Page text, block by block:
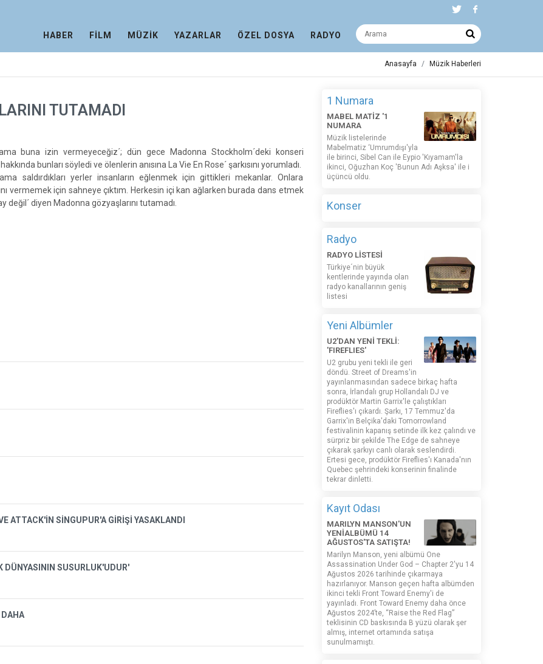
HABER FİLM MÜZİK YAZARLAR ÖZEL DOSYA RADYO
Anasayfa Müzik Haberleri
TUTAMADI
buna izin vermeyeceğiz´; dün gece Madonna Stockholm´deki konseri
bunları söyledi ve ölenlerin anısına La Vie En Rose´ şarkısını yorumladı.
saldırdıkları yerler insanların eğlenmek için gittikleri mekanlar. Onlara
vermemek için sahneye çıktım. Herkesin içi kan ağlarken burada dans etmek
değil´ diyen Madonna gözyaşlarını tutamadı.
ATTACK'İN SİNGUPUR'A GİRİŞİ YASAKLANDI
DÜNYASININ SUSURLUK'UDUR'
1 Numara
MABEL MATİZ '1
NUMARA
Müzik listelerinde
Mabelmatiz ‘Umrumdışı'yla
ile birinci, Sibel Can ile Eypio 'Kıyamam'la
ikinci, Oğuzhan Koç 'Bunun Adı Aşksa' ile i
üçüncü oldu.
Konser
Radyo
RADYO LİSTESİ
Türkiye´nin büyük
kentlerinde yayında olan
radyo kanallarının geniş
listesi
Yeni Albümler
U2'DAN YENİ TEKLİ:
'FIREFLIES'
U2 grubu yeni tekli ile geri
döndü. Street of Dreams'in
yayınlanmasından sadece birkaç hafta
sonra, İrlandalı grup Hollandalı DJ ve
prodüktör Martin Garrix'le çalıştıkları
Fireflies'ı çıkardı. Şarkı, 17 Temmuz'da
Garrix'in Belçika'daki Tomorrowland
festivalinin kapanış setinde ilk kez çalındı ​​ve
sürpriz bir şekilde The Edge de sahneye
çıkarak şarkıyı canlı olarak seslendirdi.
Ertesi gece, prodüktör Fireflies'ı Kanada'nın
Quebec şehrindeki konserinin finalinde
tekrar dinletti.
Kayıt Odası
MARILYN MANSON'UN
YENİALBÜMÜ 14
AĞUSTOS'TA SATIŞTA!
Marilyn Manson, yeni albümü One
Assassination Under God – Chapter 2'yu 14
Ağustos 2026 tarihinde çıkarmaya
hazırlanıyor. Manson geçen hafta albümden
ikinci tekli Front Toward Enemy'i de
yayınladı. Front Toward Enemy daha önce
Ağustos 2024’te, “Raise the Red Flag”
teklisinin CD baskısında B yüzü olarak şer
almış, internet ortamında satışa
sunulmamıştı.